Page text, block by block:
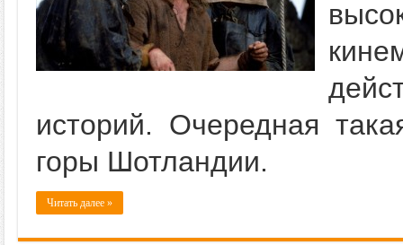
историй. Очередная
горы Шотландии.
Читать далее »